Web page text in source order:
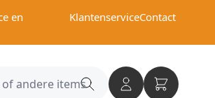
en
KlantenserviceContact
Search